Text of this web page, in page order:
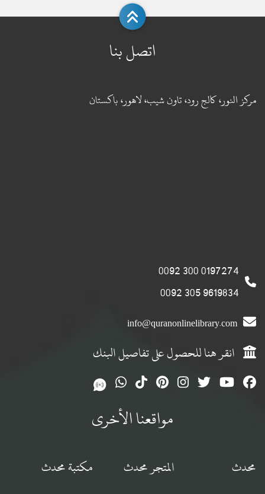
اتصل بنا
مركز النور، كالج رود، تاون شيب، لاهور، باكستان
0197274 300 0092
9619834 305 0092
info@quranonlinelibrary.com
انقر هنا للحصول على تفاصيل البنك
مواقعنا الأخرى
محدث المتجر محدث
مكتبة محدث